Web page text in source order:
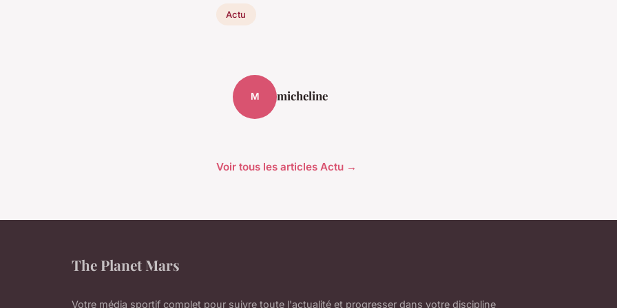
Actu
M micheline
Voir tous les articles Actu →
The Planet Mars
Votre média sportif complet pour suivre toute l'actualité et progresser dans votre discipline